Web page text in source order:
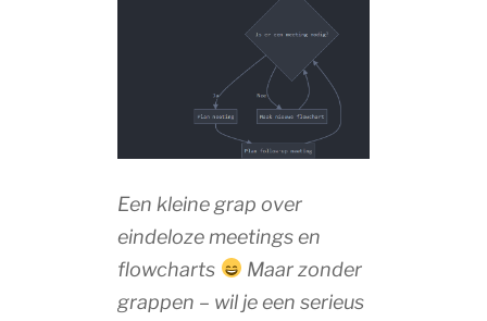
Een kleine grap over
eindeloze meetings en
flowcharts
Maar zonder
grappen – wil je een serieus